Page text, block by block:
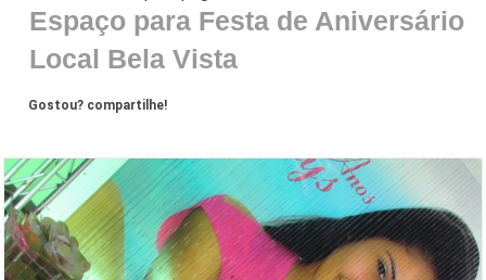
Espaço para Festa de Aniversário
Local Bela Vista
Gostou? compartilhe!